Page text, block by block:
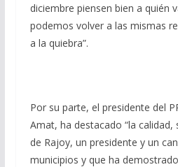
diciembre piensen bien a quién
podemos volver a las mismas
a la quiebra”.
Por su parte, el presidente del
Amat, ha destacado “la calidad,
de Rajoy, un presidente y un
municipios y que ha